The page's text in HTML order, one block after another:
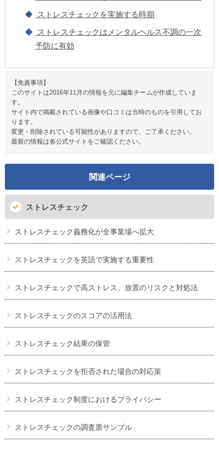
ストレスチェックを実施する時期
ストレスチェックはメンタルヘルス不調の一次
予防に有効
【免責事項】
このサイトは2016年11月の情報を元に編集チームが作成していま
す。
サイト内で掲載されている画像や口コミは当時のものを引用してお
ります。
変更・削除されている可能性がありますので、ご了承ください。
最新の情報は各公式サイトをご確認ください。
関連ページ
ストレスチェック
ストレスチェック義務化が全事業場へ拡大
ストレスチェックを英語で実施する重要性
ストレスチェックで高ストレス、放置のリスクと対処法
ストレスチェックのスコアの活用法
ストレスチェック結果の保管
ストレスチェックを拒否された場合の対応策
ストレスチェック制度におけるプライバシー
ストレスチェックの調査票サンプル